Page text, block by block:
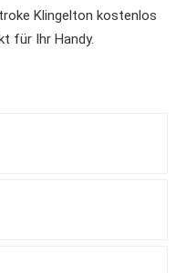
Klingelton kostenlos
für Ihr Handy.